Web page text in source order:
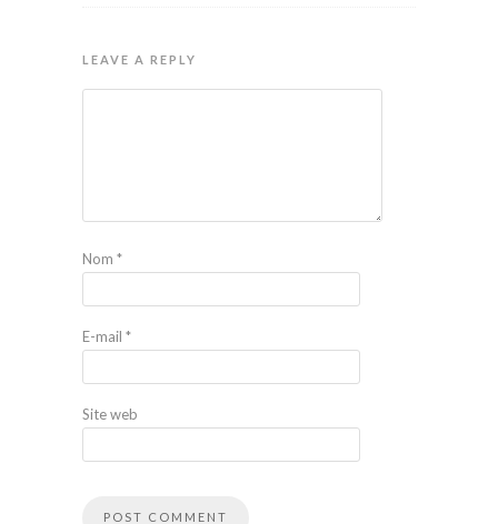
LEAVE A REPLY
Nom *
E-mail *
Site web